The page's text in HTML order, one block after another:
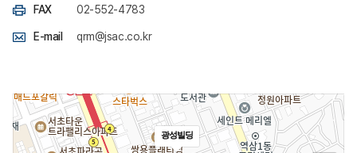
FAX 02-552-4783
E-mail qrm@jsac.co.kr
광성빌딩